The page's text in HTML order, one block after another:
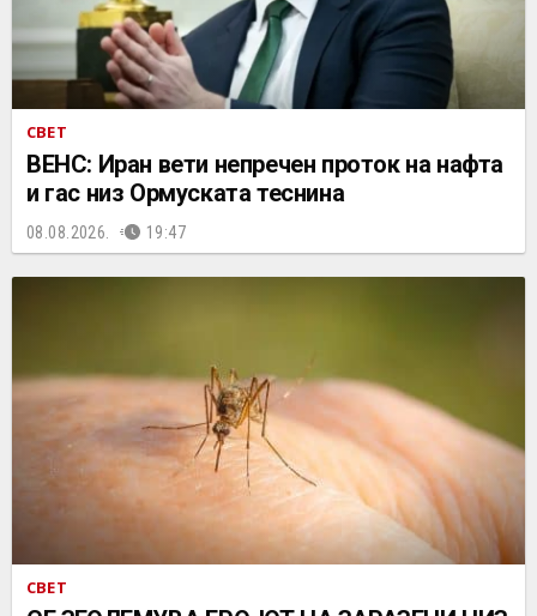
СВЕТ
ВЕНС: Иран вети непречен проток на нафта
и гас низ Ормуската теснина
08.08.2026. 19:47
СВЕТ